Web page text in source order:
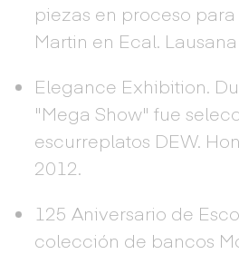
piezas en proceso
Martin en Ecal.
Elegance Exhibition.
"Mega Show" fue
escurreplatos DEW.
2012.
125 Aniversario de
colección de bancos